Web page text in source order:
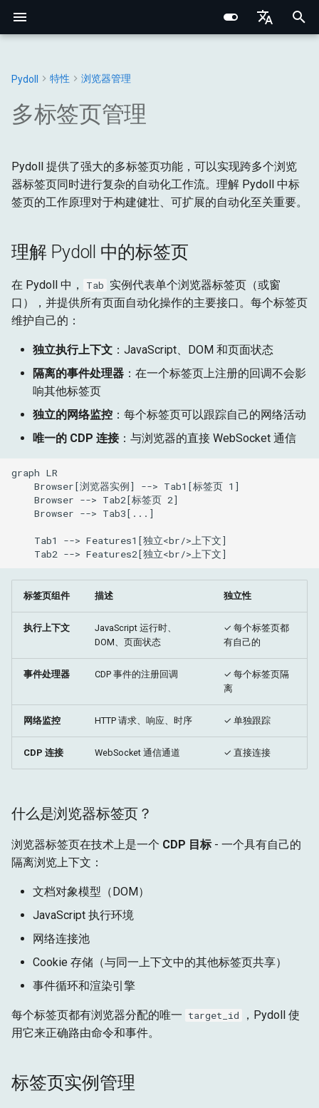
n
t
l
z
n
g
鼠标控制
文件操作
浏览器上下文HTTP请求
HAR网络录制
标签页实例管理
创建和管理标签页
页
处理用户打开的标签页
列出所有打开的标签页
并发标签页操作
标签页生命周期和清理
浏览器清理
检查标签页状态
标签页标识
标签页特定的网络监控
标签页特定的事件处理器
性能考虑
内存使用
使用单个标签页的顺序处理
使用多个标签页的并行处理
另请参阅
代理配置
远程连接
Retry 装饰器
Python类型系统
Iframes & Contexts
Web元素域
查找元素混合器
Shadow DOM 架构
网络与安全 SOCKS 代理
代理检测
指纹识别
行为指纹识别
规避技术
选项
标签页
混合器
连接
命令
输入
网络
存储
获取
DOM
获取
页面
运行时
存储
目标
工具
Pydoll 特性 浏览器管理
多标签页管理
Pydoll 提供了强大的多标签页功能，可以实现跨多个浏览
器标签页同时进行复杂的自动化工作流。理解 Pydoll 中标
签页的工作原理对于构建健壮、可扩展的自动化至关重要。
理解 Pydoll 中的标签页
在 Pydoll 中， Tab 实例代表单个浏览器标签页（或窗
口），并提供所有页面自动化操作的主要接口。每个标签页
维护自己的：
独立执行上下文 ：JavaScript、DOM 和页面状态
隔离的事件处理器 ：在一个标签页上注册的回调不会影
响其他标签页
独立的网络监控 ：每个标签页可以跟踪自己的网络活动
唯一的 CDP 连接：与浏览器的直接 WebSocket 通信
graph LR
    Browser[浏览器实例] --> Tab1[标签页 1]
    Browser --> Tab2[标签页 2]
    Browser --> Tab3[...]
    Tab1 --> Features1[独立<br/>上下文]
    Tab2 --> Features2[独立<br/>上下文]
标签页组件 描述 独立性
执行上下文
JavaScript 运行时、
DOM、页面状态
✓ 每个标签页都
有自己的
事件处理器 CDP 事件的注册回调
✓ 每个标签页隔
离
网络监控 HTTP 请求、响应、时序 ✓ 单独跟踪
CDP 连接 WebSocket 通信通道 ✓ 直接连接
什么是浏览器标签页？
浏览器标签页在技术上是一个 CDP 目标- 一个具有自己的
隔离浏览上下文：
文档对象模型（DOM）
JavaScript 执行环境
网络连接池
Cookie 存储（与同一上下文中的其他标签页共享）
事件循环和渲染引擎
每个标签页都有浏览器分配的唯一 target_id
，Pydoll 使
用它来正确路由命令和事件。
标签页实例管理